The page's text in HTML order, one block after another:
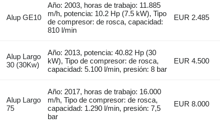
Alup GE10
Año: 2003, horas de trabajo: 11.885
m/h, potencia: 10.2 Hp (7.5 kW), Tipo
de compresor: de rosca, capacidad:
810 l/min
EUR 2.485
Alup Largo
30 (30Kw)
Año: 2013, potencia: 40.82 Hp (30
kW), Tipo de compresor: de rosca,
capacidad: 5.100 l/min, presión: 8 bar
EUR 4.500
Alup Largo
75
Año: 2017, horas de trabajo: 16.000
m/h, Tipo de compresor: de rosca,
capacidad: 1.290 l/min, presión: 7,5
bar
EUR 8.000